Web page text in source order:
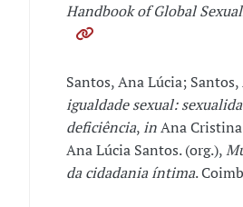
Handbook of Global
Santos, Ana Lúcia;
igualdade sexual:
deficiência,inAna Cristina
Ana Lúcia Santos. (org.),
da cidadania íntima.